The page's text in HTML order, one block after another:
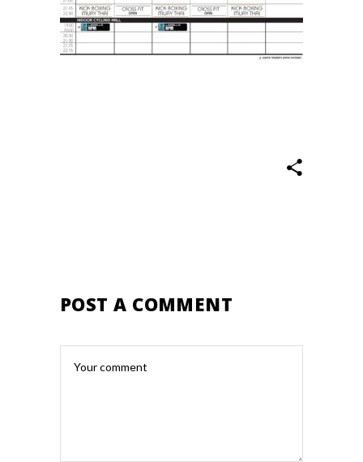
POST A COMMENT